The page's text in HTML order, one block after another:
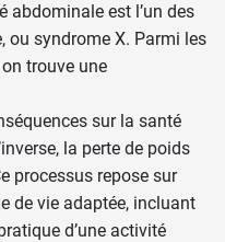
abdominale est l’un des
ou syndrome X. Parmi les
trouve une
sur la santé
la perte de poids
processus repose sur
de vie adaptée, incluant
d’une activité